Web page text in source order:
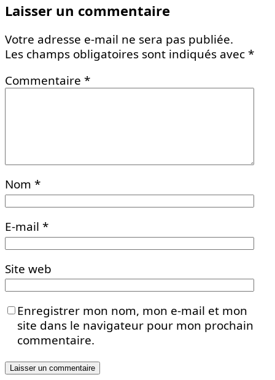
Laisser un commentaire
Votre adresse e-mail ne sera pas publiée.
Les champs obligatoires sont indiqués avec*
Commentaire *
Nom *
E-mail *
Site web
Enregistrer mon nom, mon e-mail et mon
site dans le navigateur pour mon prochain
commentaire.